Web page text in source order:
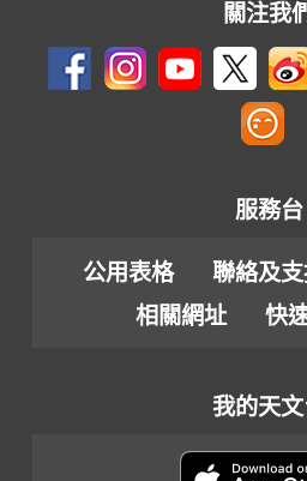
關注我
服務台
公用表格 聯絡及
相關網址
快
我的天